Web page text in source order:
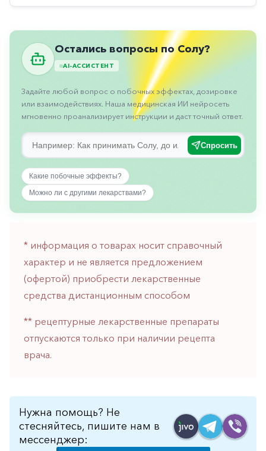
Прочее
Пульмонология
Сердечные
Сосудистые
Тромбозы
Урология
Ухо-
горло-
нос
Хирургия
Щитовидная
железа
Остались вопросы по Солу?
AI-АССИСТЕНТ
Задайте любой вопрос о побочных эффектах, дозировке
или взаимодействиях. Наша медицинская ИИ нейросеть
мгновенно проанализирует инструкции и даст точный ответ.
Спросить
Какие побочные эффекты?
Можно ли с другими лекарствами?
* информация о товарах носит справочный
характер и не является предложением
(офертой) приобрести лекарственные
средства дистанционным способом
** рецептурные лекарственные препараты
отпускаются только при наличии рецепта
врача.
Нужна помощь? Не
стесняйтесь, пишите нам в
мессенджер: